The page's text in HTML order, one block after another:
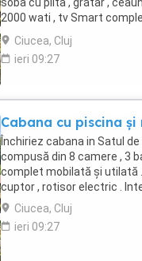
2000 wati , tv Smart
incalzita pe ...
Ciucea, Cluj
ieri 09:27
Cabana cu piscina
Închiriez cabana in Satul
compusă din 8 camere , 3
complet mobilată și utilată
cuptor , rotisor electric .
Ciucea, Cluj
ieri 09:27